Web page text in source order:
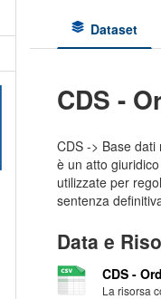
Dataset
CDS -
CDS -> Base
è un atto
utilizzate per
sentenza
Data e
CDS -
La risorsa